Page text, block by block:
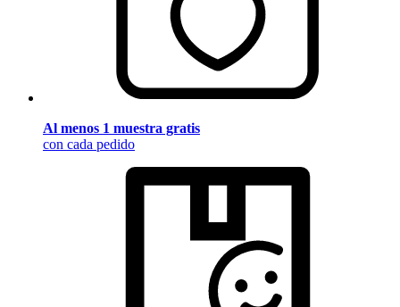
Al menos 1 muestra gratis
con cada pedido